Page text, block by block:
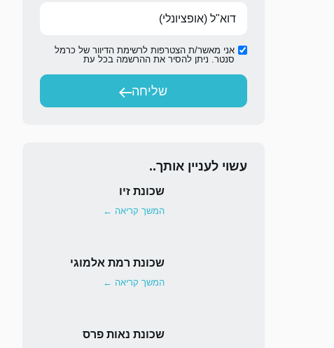
אני מאשר/ת הצטרפות לרשימת הדיוור של כרמל
סנטר. ניתן להסיר את ההרשמה בכל עת
שליחה
עשוי לעניין אותך..
שכונת זיו
המשך קריאה ←
שכונת רמת אלמוגי
המשך קריאה ←
שכונת נאות פרס